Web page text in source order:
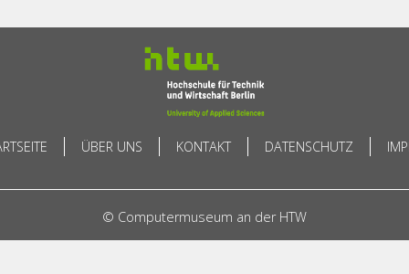
ÜBER UNS KONTAKT DATENSCHUTZ
© Computermuseum an der HTW